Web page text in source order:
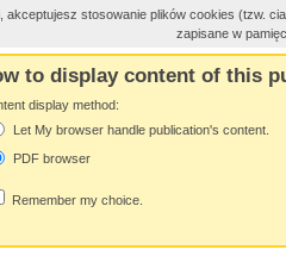
to display content of this
display method:
Let My browser handle publication's content.
PDF browser
Remember my choice.
akceptujesz stosowanie plików cookies
zapisane w